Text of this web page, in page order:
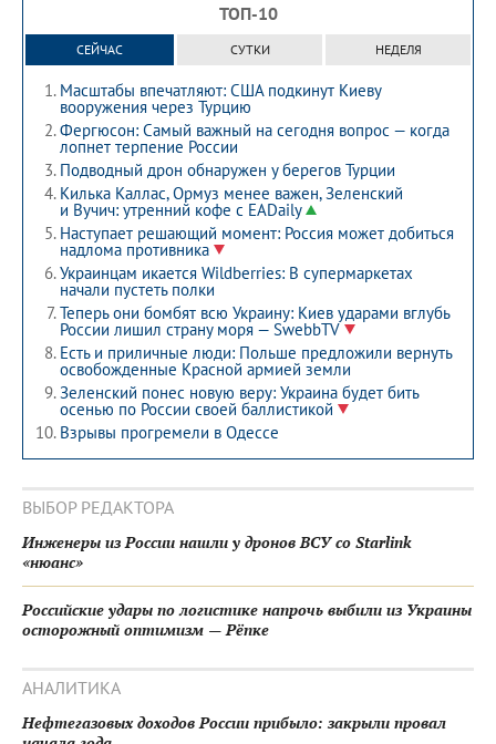
ТОП-10
СЕЙЧАС СУТКИ НЕДЕЛЯ
Масштабы впечатляют: США подкинут Киеву
вооружения через Турцию
Фергюсон: Самый важный на сегодня вопрос — когда
лопнет терпение России
Подводный дрон обнаружен у берегов Турции
Килька Каллас, Ормуз менее важен, Зеленский
и Вучич: утренний кофе с EADaily
Наступает решающий момент: Россия может добиться
надлома противника
Украинцам икается Wildberries: В супермаркетах
начали пустеть полки
Теперь они бомбят всю Украину: Киев ударами вглубь
России лишил страну моря — SwebbTV
Есть и приличные люди: Польше предложили вернуть
освобожденные Красной армией земли
Зеленский понес новую веру: Украина будет бить
осенью по России своей баллистикой
Взрывы прогремели в Одессе
ВЫБОР РЕДАКТОРА
Инженеры из России нашли у дронов ВСУ со Starlink
«нюанс»
Российские удары по логистике напрочь выбили из Украины
осторожный оптимизм — Рёпке
АНАЛИТИКА
Нефтегазовых доходов России прибыло: закрыли провал